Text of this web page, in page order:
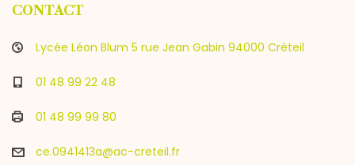
CONTACT
Lycée Léon Blum 5 rue Jean Gabin 94000 Créteil
01 48 99 22 48
01 48 99 99 80
ce.0941413a@ac-creteil.fr